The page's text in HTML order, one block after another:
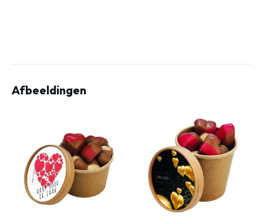
Afbeeldingen